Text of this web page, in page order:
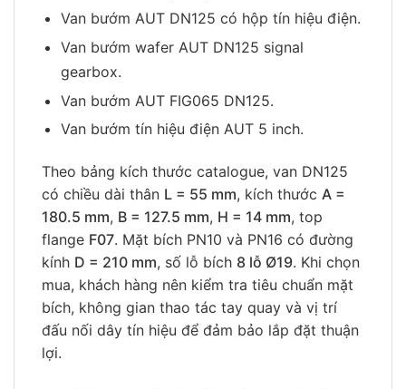
Van bướm AUT DN125 có hộp tín hiệu điện.
Van bướm wafer AUT DN125 signal
gearbox.
Van bướm AUT FIG065 DN125.
Van bướm tín hiệu điện AUT 5 inch.
Theo bảng kích thước catalogue, van DN125
có chiều dài thân L = 55 mm, kích thước A =
180.5 mm, B = 127.5 mm, H = 14 mm, top
flange F07. Mặt bích PN10 và PN16 có đường
kính D = 210 mm, số lỗ bích 8 lỗ Ø19. Khi chọn
mua, khách hàng nên kiểm tra tiêu chuẩn mặt
bích, không gian thao tác tay quay và vị trí
đấu nối dây tín hiệu để đảm bảo lắp đặt thuận
lợi.